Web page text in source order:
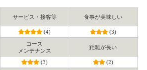
サービス・接客等 食事が美味しい
(4) (3)
コース
メンテナンス
距離が長い
(3) (2)